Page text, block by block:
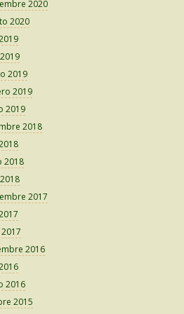
2020
2020
2019
2019
2019
2018
2018
2017
2016
2016
2015